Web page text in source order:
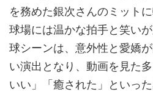
を務めた銀次さんのミット
球場には温かな拍手と笑い
球シーンは、意外性と愛嬌
い演出となり、動画を見た
いい」「癒された」といっ